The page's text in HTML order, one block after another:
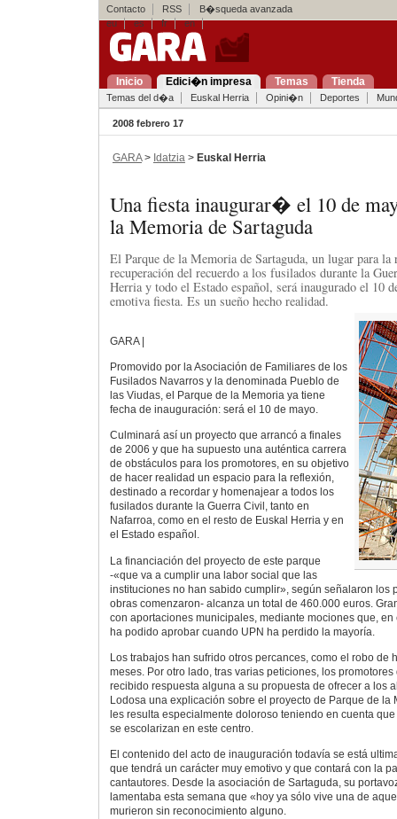
Contacto RSS
B�squeda avanzada
eu
es fr en
Inicio Edici�n impresa Temas Tienda
Temas del d�a Euskal Herria Opini�n Deportes
2008 febrero 17
GARA> Idatzia > Euskal Herria
Una fiesta inaugurar� el 10 de
la Memoria de Sartaguda
El Parque de la Memoria de Sartaguda, un lugar para la
recuperación del recuerdo a los fusilados durante la
Herria y todo el Estado español, será inaugurado el 10
emotiva fiesta. Es un sueño hecho realidad.
GARA |
Promovido por la Asociación de Familiares de los
Fusilados Navarros y la denominada Pueblo de
las Viudas, el Parque de la Memoria ya tiene
fecha de inauguración: será el 10 de mayo.
Culminará así un proyecto que arrancó a finales
de 2006 y que ha supuesto una auténtica carrera
de obstáculos para los promotores, en su objetivo
de hacer realidad un espacio para la reflexión,
destinado a recordar y homenajear a todos los
fusilados durante la Guerra Civil, tanto en
Nafarroa, como en el resto de Euskal Herria y en
el Estado español.
La financiación del proyecto de este parque
-«que va a cumplir una labor social que las
instituciones no han sabido cumplir», según señalaron los
obras comenzaron- alcanza un total de 460.000 euros.
con aportaciones municipales, mediante mociones que,
ha podido aprobar cuando UPN ha perdido la mayoría.
Los trabajos han sufrido otros percances, como el robo de
meses. Por otro lado, tras varias peticiones, los
recibido respuesta alguna a su propuesta de ofrecer a los
Lodosa una explicación sobre el proyecto de Parque de la
les resulta especialmente doloroso teniendo en cuenta
se escolarizan en este centro.
El contenido del acto de inauguración todavía se está
que tendrá un carácter muy emotivo y que contará con la
cantautores. Desde la asociación de Sartaguda, su
lamentaba esta semana que «hoy ya sólo vive una de
murieron sin reconocimiento alguno.